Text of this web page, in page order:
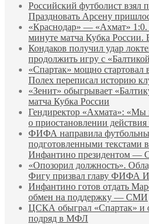
Российский футболист взял
Праздновать Арсену
«Краснодар» — «Ахмат» 1:0.
минуте матча Кубка России.
Кондаков получил удар
продолжить игру с
«Спартак» мощно стартовал
Полех переписал историю
«Зенит» обыгрывает
матча Кубка России
Гендиректор «Ахмата»:
о приостановлении
ФИФА направила
подготовленными текстами
Инфантино президентом —
«Опозорил должность».
Фигу призвал главу ФИФА
Инфантино готов отдать
обмен на поддержку — СМИ
ЦСКА обыграл «Спартак» и
подряд в МФЛ